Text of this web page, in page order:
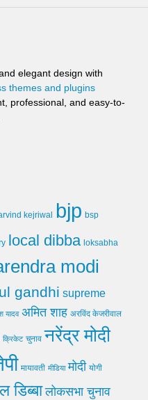
elegant design with
themes and plugins
professional, and easy-to-
kejriwal bjp bsp
local dibba loksabha
modi
gandhi supreme
यादव अमित शाह अरविंद केजरीवाल
क्रिकेट चुनाव नरेंद्र मोदी
मायावती मीडिया मोदी योगी
डिब्बा लोकसभा चुनाव